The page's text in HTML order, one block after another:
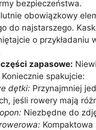
bezpieczeństwa.
obowiązkowy
do najstarszego.
o
zapasowe:
spakujcie:
dętki: Przynajmniej
jeśli rowery mają
Niezbędne do
Kompaktowa